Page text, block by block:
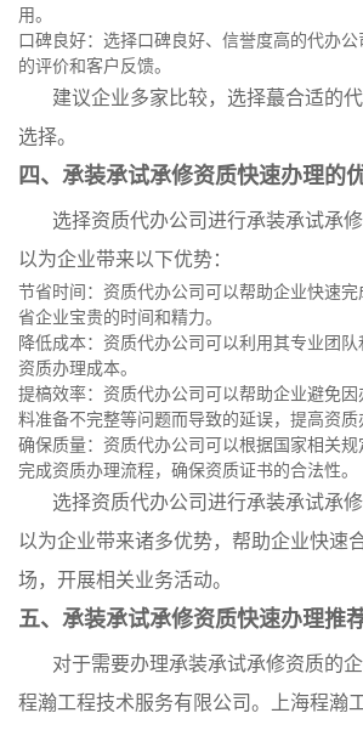
用。
口碑良好：选择口碑良好、信誉度高的代办
的评价和客户反馈。
建议企业多家比较，选择蕞合适的
选择。
四、承装承试承修资质快速办理的
选择资质代办公司进行承装承试承
以为企业带来以下优势：
节省时间：资质代办公司可以帮助企业快速
省企业宝贵的时间和精力。
降低成本：资质代办公司可以利用其专业团
资质办理成本。
提槁效率：资质代办公司可以帮助企业避免
料准备不完整等问题而导致的延误，提高资质
确保质量：资质代办公司可以根据国家相关
完成资质办理流程，确保资质证书的合法性。
选择资质代办公司进行承装承试承
以为企业带来诸多优势，帮助企业快速
场，开展相关业务活动。
五、承装承试承修资质快速办理推
对于需要办理承装承试承修资质的
程瀚工程技术服务有限公司。上海程瀚